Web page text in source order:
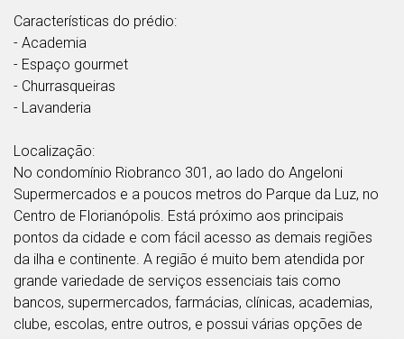
Características do prédio:
- Academia
- Espaço gourmet
- Churrasqueiras
- Lavanderia
Localização:
No condomínio Riobranco 301, ao lado do Angeloni
Supermercados e a poucos metros do Parque da Luz, no
Centro de Florianópolis. Está próximo aos principais
pontos da cidade e com fácil acesso as demais regiões
da ilha e continente. A região é muito bem atendida por
grande variedade de serviços essenciais tais como
bancos, supermercados, farmácias, clínicas, academias,
clube, escolas, entre outros, e possui várias opções de